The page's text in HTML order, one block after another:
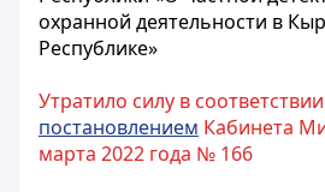
охранной деятельности в
Республике»
Утратило силу в
постановлением Кабинета
марта 2022 года № 166